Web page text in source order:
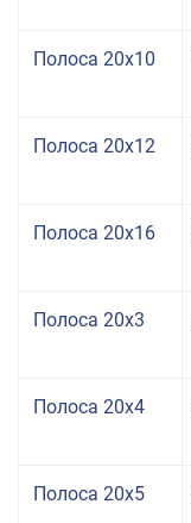
Полоса 20x10
Полоса 20x12
Полоса 20x16
Полоса 20x3
Полоса 20x4
Полоса 20x5